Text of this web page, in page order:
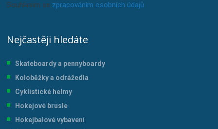
Souhlasím se zpracováním osobních údajů.
Nejčastěji hledáte
Skateboardy a pennyboardy
Koloběžky a odrážedla
Cyklistické helmy
Hokejové brusle
Hokejbalové vybavení